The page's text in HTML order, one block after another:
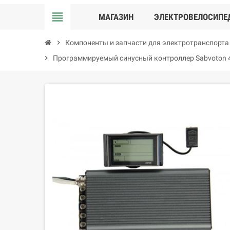
view_headline МАГАЗИН
chevron_right Компоненты и запчасти для электротранспорта
chevron_right
Программируемый синусный контроллер Sabvoton